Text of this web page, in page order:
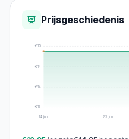
Prijsgeschiedenis
€13
€14
€14
€15
14 jun. 23 jun.